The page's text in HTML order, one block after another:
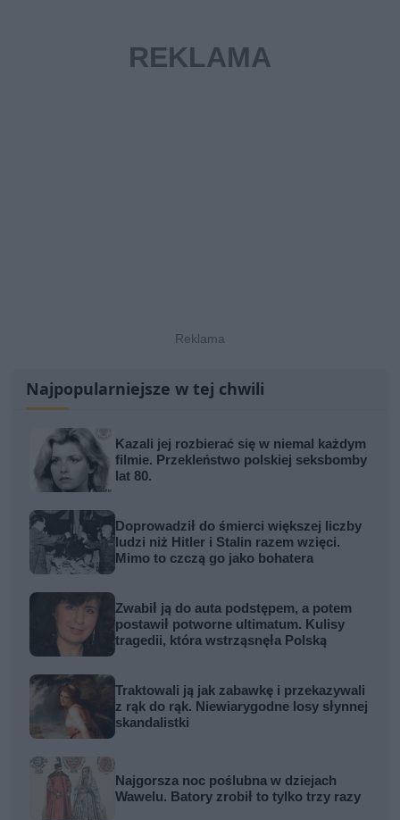
Najpopularniejsze w tej chwili
Kazali jej rozbierać się w niemal każdym
filmie. Przekleństwo polskiej seksbomby
lat 80.
Doprowadził do śmierci większej liczby
ludzi niż Hitler i Stalin razem wzięci.
Mimo to czczą go jako bohatera
Zwabił ją do auta podstępem, a potem
postawił potworne ultimatum. Kulisy
tragedii, która wstrząsnęła Polską
Traktowali ją jak zabawkę i przekazywali
z rąk do rąk. Niewiarygodne losy słynnej
skandalistki
Najgorsza noc poślubna w dziejach
Wawelu. Batory zrobił to tylko trzy razy